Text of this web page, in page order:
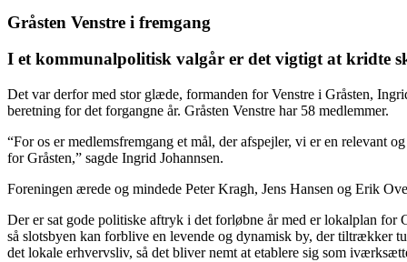
Gråsten Venstre i fremgang
I et kommunalpolitisk valgår er det vigtigt at kridte
Det var derfor med stor glæde, formanden for Venstre i Gråsten,
beretning for det forgangne år. Gråsten Venstre har 58 medlemmer.
“For os er medlemsfremgang et mål, der afspejler, vi er en relevant
for Gråsten,” sagde Ingrid Johannsen.
Foreningen ærede og mindede Peter Kragh, Jens Hansen og Erik
Der er sat gode politiske aftryk i det forløbne år med er lokalplan
så slotsbyen kan forblive en levende og dynamisk by, der tiltrækker
det lokale erhvervsliv, så det bliver nemt at etablere sig som